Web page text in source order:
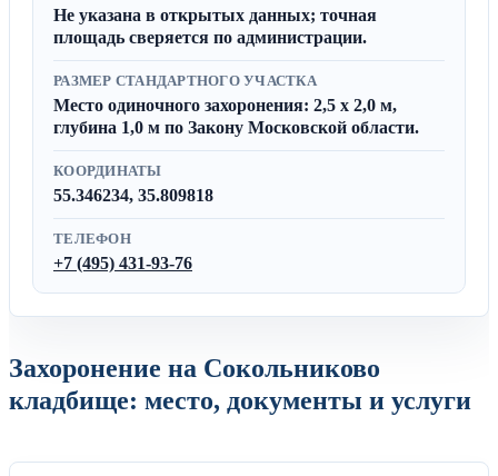
Не указана в открытых данных; точная
площадь сверяется по администрации.
РАЗМЕР СТАНДАРТНОГО УЧАСТКА
Место одиночного захоронения: 2,5 x 2,0 м,
глубина 1,0 м по Закону Московской области.
КООРДИНАТЫ
55.346234, 35.809818
ТЕЛЕФОН
+7 (495) 431-93-76
Захоронение на Сокольниково
кладбище: место, документы и услуги